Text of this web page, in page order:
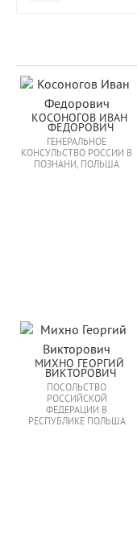
КОСОНОГОВ ИВАН
ФЕДОРОВИЧ
ГЕНЕРАЛЬНОЕ
КОНСУЛЬСТВО РОССИИ В
ПОЗНАНИ, ПОЛЬША
МИХНО ГЕОРГИЙ
ВИКТОРОВИЧ
ПОСОЛЬСТВО
РОССИЙСКОЙ
ФЕДЕРАЦИИ В
РЕСПУБЛИКЕ ПОЛЬША